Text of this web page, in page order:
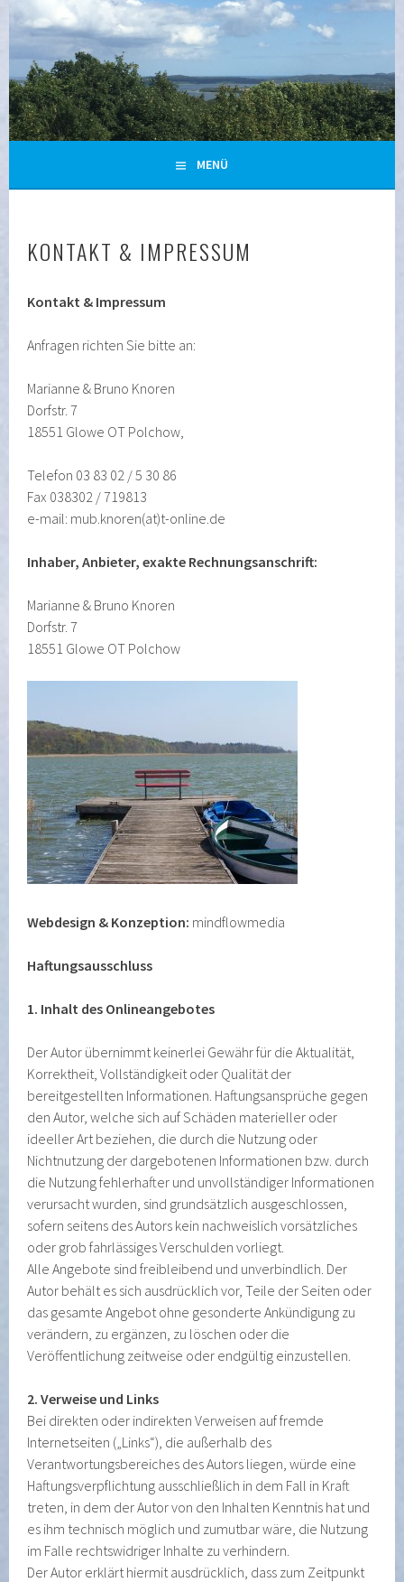
Zum
Inhalt
springen
URLAUB IN GLOWE/POLCHOW AUF RÜGEN
MENÜ
KONTAKT & IMPRESSUM
Kontakt & Impressum
Anfragen richten Sie bitte an:
Marianne & Bruno Knoren
Dorfstr. 7
18551 Glowe OT Polchow,
Telefon 03 83 02 / 5 30 86
Fax 038302 / 719813
e-mail: mub.knoren(at)t-online.de
Inhaber, Anbieter, exakte Rechnungsanschrift:
Marianne & Bruno Knoren
Dorfstr. 7
18551 Glowe OT Polchow
Webdesign & Konzeption: mindflowmedia
Haftungsausschluss
1. Inhalt des Onlineangebotes
Der Autor übernimmt keinerlei Gewähr für die Aktualität,
Korrektheit, Vollständigkeit oder Qualität der
bereitgestellten Informationen. Haftungsansprüche gegen
den Autor, welche sich auf Schäden materieller oder
ideeller Art beziehen, die durch die Nutzung oder
Nichtnutzung der dargebotenen Informationen bzw. durch
die Nutzung fehlerhafter und unvollständiger Informationen
verursacht wurden, sind grundsätzlich ausgeschlossen,
sofern seitens des Autors kein nachweislich vorsätzliches
oder grob fahrlässiges Verschulden vorliegt.
Alle Angebote sind freibleibend und unverbindlich. Der
Autor behält es sich ausdrücklich vor, Teile der Seiten oder
das gesamte Angebot ohne gesonderte Ankündigung zu
verändern, zu ergänzen, zu löschen oder die
Veröffentlichung zeitweise oder endgültig einzustellen.
2. Verweise und Links
Bei direkten oder indirekten Verweisen auf fremde
Internetseiten („Links“), die außerhalb des
Verantwortungsbereiches des Autors liegen, würde eine
Haftungsverpflichtung ausschließlich in dem Fall in Kraft
treten, in dem der Autor von den Inhalten Kenntnis hat und
es ihm technisch möglich und zumutbar wäre, die Nutzung
im Falle rechtswidriger Inhalte zu verhindern.
Der Autor erklärt hiermit ausdrücklich, dass zum Zeitpunkt